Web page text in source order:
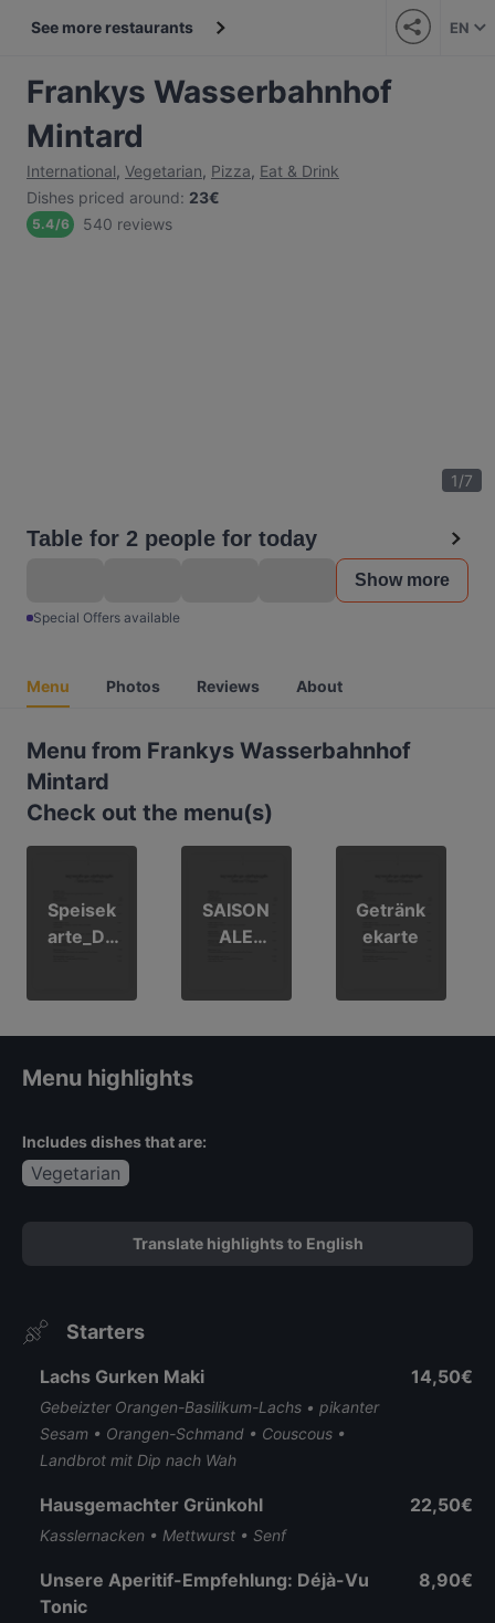
See more restaurants EN
Frankys Wasserbahnhof
Mintard
International, Vegetarian, Pizza, Eat & Drink
Dishes priced around: 23€
5.4/6 540 reviews
1/7
Table for 2 people for today
Show more
Special Offers available
Menu Photos Reviews About
Menu from Frankys Wasserbahnhof
Mintard
Check out the menu(s)
Speisek
arte_De
SAISON
ALE
Getränk
ekarte
Menu highlights
Includes dishes that are:
Vegetarian
Translate highlights to English
Starters
Lachs Gurken Maki
Gebeizter Orangen-Basilikum-Lachs • pikanter
Sesam • Orangen-Schmand • Couscous •
Landbrot mit Dip nach Wah
14,50€
Hausgemachter Grünkohl
Kasslernacken • Mettwurst • Senf
22,50€
Unsere Aperitif-Empfehlung: Déjà-Vu
Tonic
8,90€